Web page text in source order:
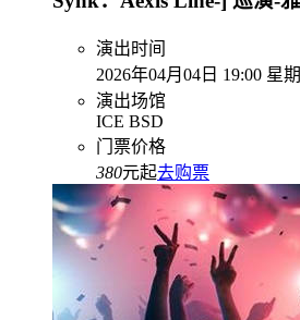
演出时间
2026年04月04日 19:00 星
演出场馆
ICE BSD
门票价格
380元起去购票